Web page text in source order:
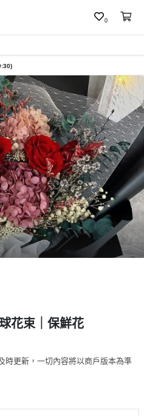
0
花束｜保鮮花
時更新，一切內容將以商戶版本為準